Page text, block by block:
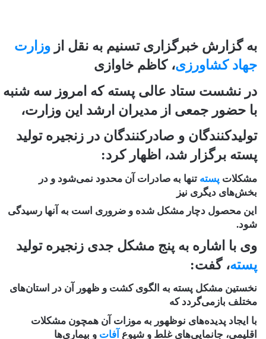
به گزارش خبرگزاری تسنیم به نقل از وزارت
جهاد کشاورزی، کاظم خاوازی
در نشست ستاد عالی پسته که امروز سه شنبه
با حضور جمعی از مدیران ارشد این وزارت،
تولیدکنندگان و صادرکنندگان در زنجیره تولید
پسته برگزار شد، اظهار کرد:
مشکلات پسته تنها به صادرات آن محدود نمی‌شود و در
بخش‌های دیگری نیز
این محصول دچار مشکل شده و ضروری است به آنها رسیدگی
شود.
وی با اشاره به پنج مشکل جدی زنجیره تولید
پسته، گفت:
نخستین مشکل پسته به الگوی کشت و ظهور آن در استان‌های
مختلف بازمی‌گردد که
با ایجاد پدیده‌های نوظهور به موزات آن همچون مشکلات
اقلیمی، جانمایی‌های غلط و شیوع آفات و بیماری‌ها‏